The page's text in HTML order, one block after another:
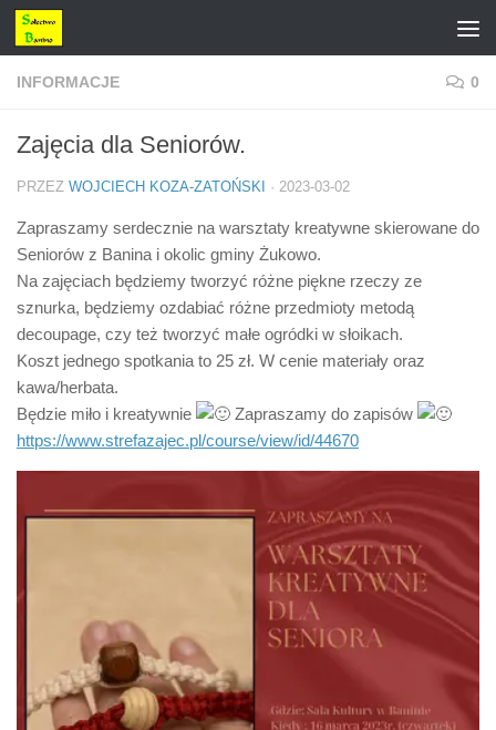
Przejdź do treści
INFORMACJE 0
Zajęcia dla Seniorów.
PRZEZ WOJCIECH KOZA-ZATOŃSKI · 2023-03-02
Zapraszamy serdecznie na warsztaty kreatywne skierowane do
Seniorów z Banina i okolic gminy Żukowo.
Na zajęciach będziemy tworzyć różne piękne rzeczy ze
sznurka, będziemy ozdabiać różne przedmioty metodą
decoupage, czy też tworzyć małe ogródki w słoikach.
Koszt jednego spotkania to 25 zł. W cenie materiały oraz
kawa/herbata.
Będzie miło i kreatywnie
Zapraszamy do zapisów
https://www.strefazajec.pl/course/view/id/44670